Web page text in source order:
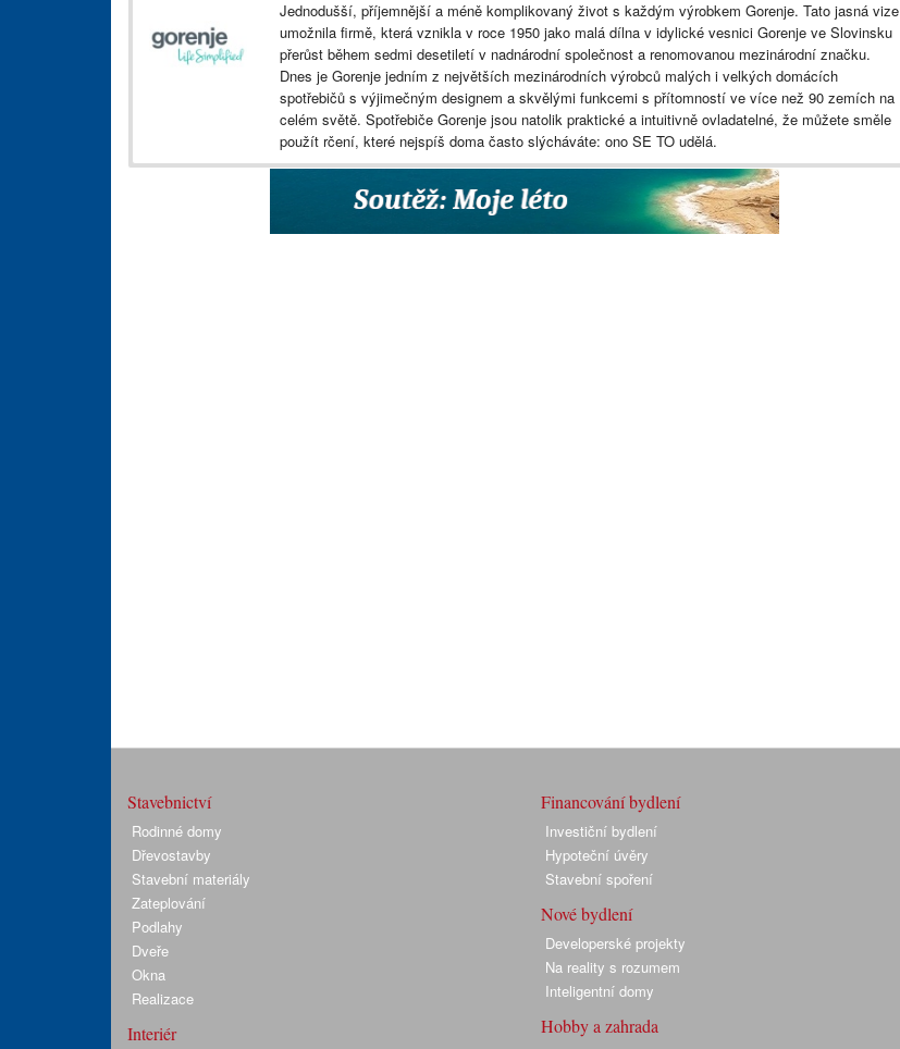
Jednodušší, příjemnější a méně komplikovaný život s každým výrobkem Gorenje. Tato jasná vize
umožnila firmě, která vznikla v roce 1950 jako malá dílna v idylické vesnici Gorenje ve Slovinsku
přerůst během sedmi desetiletí v nadnárodní společnost a renomovanou mezinárodní značku.
Dnes je Gorenje jedním z největších mezinárodních výrobců malých i velkých domácích
spotřebičů s výjimečným designem a skvělými funkcemi s přítomností ve více než 90 zemích na
celém světě. Spotřebiče Gorenje jsou natolik praktické a intuitivně ovladatelné, že můžete směle
použít rčení, které nejspíš doma často slýcháváte: ono SE TO udělá.
Stavebnictví
Rodinné domy
Dřevostavby
Stavební materiály
Zateplování
Podlahy
Dveře
Okna
Realizace
Interiér
Financování bydlení
Investiční bydlení
Hypoteční úvěry
Stavební spoření
Nové bydlení
Developerské projekty
Na reality s rozumem
Inteligentní domy
Hobby a zahrada